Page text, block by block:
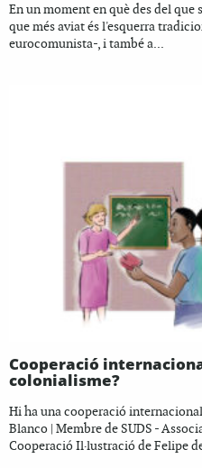
En un moment en què des del que
que més aviat és l'esquerra
eurocomunista-, i també a...
Cooperació
colonialisme?
Hi ha una cooperació
Blanco | Membre de SUDS -
Cooperació Il·lustració de Felipe